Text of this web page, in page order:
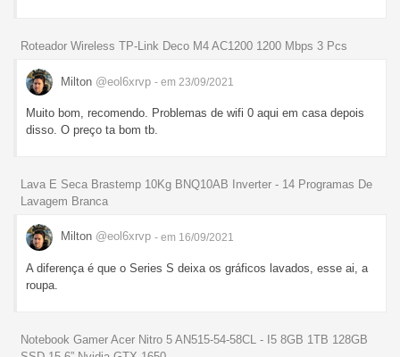
Roteador Wireless TP-Link Deco M4 AC1200 1200 Mbps 3 Pcs
Milton @eol6xrvp - em 23/09/2021
Muito bom, recomendo. Problemas de wifi 0 aqui em casa depois
disso. O preço ta bom tb.
Lava E Seca Brastemp 10Kg BNQ10AB Inverter - 14 Programas De
Lavagem Branca
Milton @eol6xrvp - em 16/09/2021
A diferença é que o Series S deixa os gráficos lavados, esse ai, a
roupa.
Notebook Gamer Acer Nitro 5 AN515-54-58CL - I5 8GB 1TB 128GB